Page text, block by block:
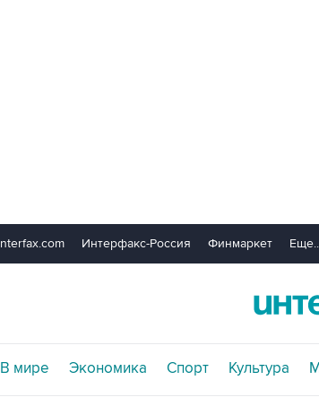
Интерфакс-Россия Финмаркет
В мире Экономика Спорт Культура